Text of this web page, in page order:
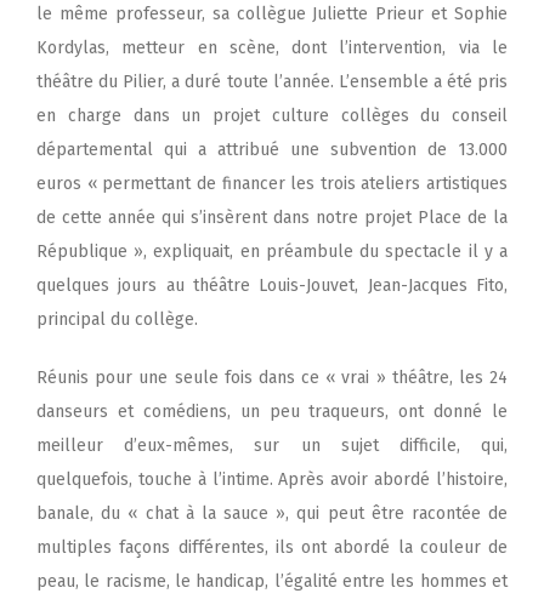
le même professeur, sa collègue Juliette Prieur et Sophie
Kordylas, metteur en scène, dont l’intervention, via le
théâtre du Pilier, a duré toute l’année. L’ensemble a été pris
en charge dans un projet culture collèges du conseil
départemental qui a attribué une subvention de 13.000
euros « permettant de financer les trois ateliers artistiques
de cette année qui s’insèrent dans notre projet Place de la
République », expliquait, en préambule du spectacle il y a
quelques jours au théâtre Louis-Jouvet, Jean-Jacques Fito,
principal du collège.
Réunis pour une seule fois dans ce « vrai » théâtre, les 24
danseurs et comédiens, un peu traqueurs, ont donné le
meilleur d’eux-mêmes, sur un sujet difficile, qui,
quelquefois, touche à l’intime. Après avoir abordé l’histoire,
banale, du « chat à la sauce », qui peut être racontée de
multiples façons différentes, ils ont abordé la couleur de
peau, le racisme, le handicap, l’égalité entre les hommes et